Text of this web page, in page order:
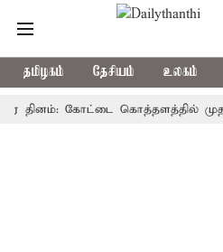
தமிழகம் தேசியம் உலகம்
கோட்டை கொத்தளத்தில் முதல்